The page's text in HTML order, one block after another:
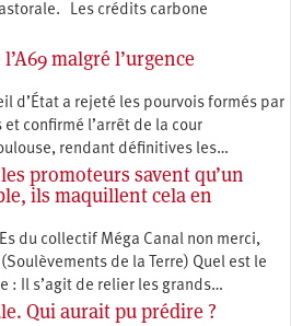
Les crédits carbone
malgré l’urgence
d’État a rejeté les pourvois formés par
confirmé l’arrêt de la cour
rendant définitives les…
promoteurs savent qu’un
ils maquillent cela en
du collectif Méga Canal non merci,
de la Terre) Quel est le
: Il s’agit de relier les grands…
Qui aurait pu prédire ?